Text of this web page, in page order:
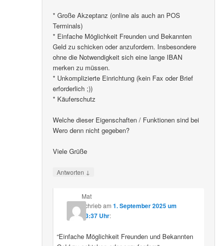
* Große Akzeptanz (online als auch an POS
Terminals)
* Einfache Möglichkeit Freunden und Bekannten
Geld zu schicken oder anzufordern. Insbesondere
ohne die Notwendigkeit sich eine lange IBAN
merken zu müssen.
* Unkomplizierte Einrichtung (kein Fax oder Brief
erforderlich ;))
* Käuferschutz
Welche dieser Eigenschaften / Funktionen sind bei
Wero denn nicht gegeben?
Viele Grüße
Antworten ↓
Mat
schriebam 1. September 2025 um
23:37 Uhr:
“Einfache Möglichkeit Freunden und Bekannten